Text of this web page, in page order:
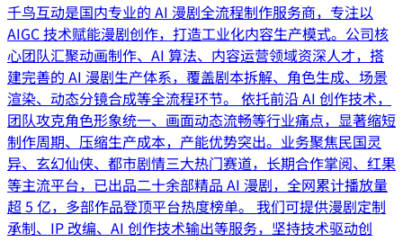
千鸟互动是国内专业的 AI 漫剧全流程制作服务商，专注以
AIGC 技术赋能漫剧创作，打造工业化内容生产模式。公司核
心团队汇聚动画制作、AI 算法、内容运营领域资深人才，搭
建完善的 AI 漫剧生产体系，覆盖剧本拆解、角色生成、场景
渲染、动态分镜合成等全流程环节。 依托前沿 AI 创作技术，
团队攻克角色形象统一、画面动态流畅等行业痛点，显著缩短
制作周期、压缩生产成本，产能优势突出。业务聚焦民国灵
异、玄幻仙侠、都市剧情三大热门赛道，长期合作掌阅、红果
等主流平台，已出品二十余部精品 AI 漫剧，全网累计播放量
超 5 亿，多部作品登顶平台热度榜单。 我们可提供漫剧定制
承制、IP 改编、AI 创作技术输出等服务，坚持技术驱动创